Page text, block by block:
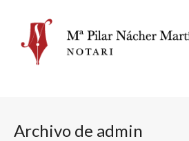
Archivo de admin